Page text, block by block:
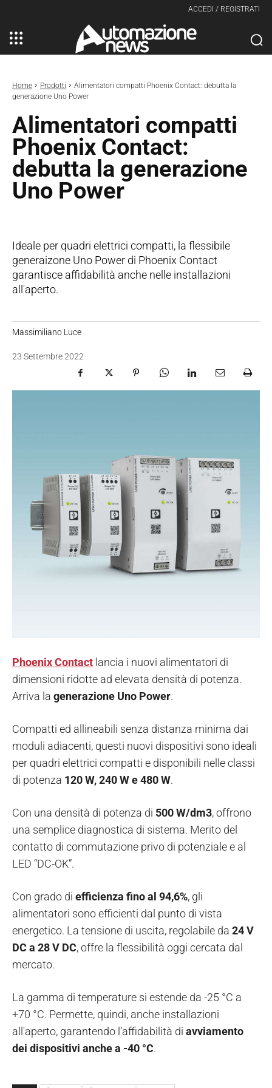
ACCEDI / REGISTRATI
Home Prodotti
Alimentatori compatti Phoenix Contact: debutta la
generazione Uno Power
Alimentatori compatti
Phoenix Contact:
debutta la generazione
Uno Power
Ideale per quadri elettrici compatti, la flessibile
generaizone Uno Power di Phoenix Contact
garantisce affidabilità anche nelle installazioni
all'aperto.
Massimiliano Luce
23 Settembre 2022
Phoenix Contact lancia i nuovi alimentatori di
dimensioni ridotte ad elevata densità di potenza.
Arriva la generazione Uno Power.
Compatti ed allineabili senza distanza minima dai
moduli adiacenti, questi nuovi dispositivi sono ideali
per quadri elettrici compatti e disponibili nelle classi
di potenza 120 W, 240 W e 480 W.
Con una densità di potenza di 500 W/dm3, offrono
una semplice diagnostica di sistema. Merito del
contatto di commutazione privo di potenziale e al
LED “DC-OK”.
Con grado di efficienza fino al 94,6%, gli
alimentatori sono efficienti dal punto di vista
energetico. La tensione di uscita, regolabile da 24 V
DC a 28 V DC, offre la flessibilità oggi cercata dal
mercato.
La gamma di temperature si estende da -25 °C a
+70 °C. Permette, quindi, anche installazioni
all'aperto, garantendo l’affidabilità di avviamento
dei dispositivi anche a -40 °C.